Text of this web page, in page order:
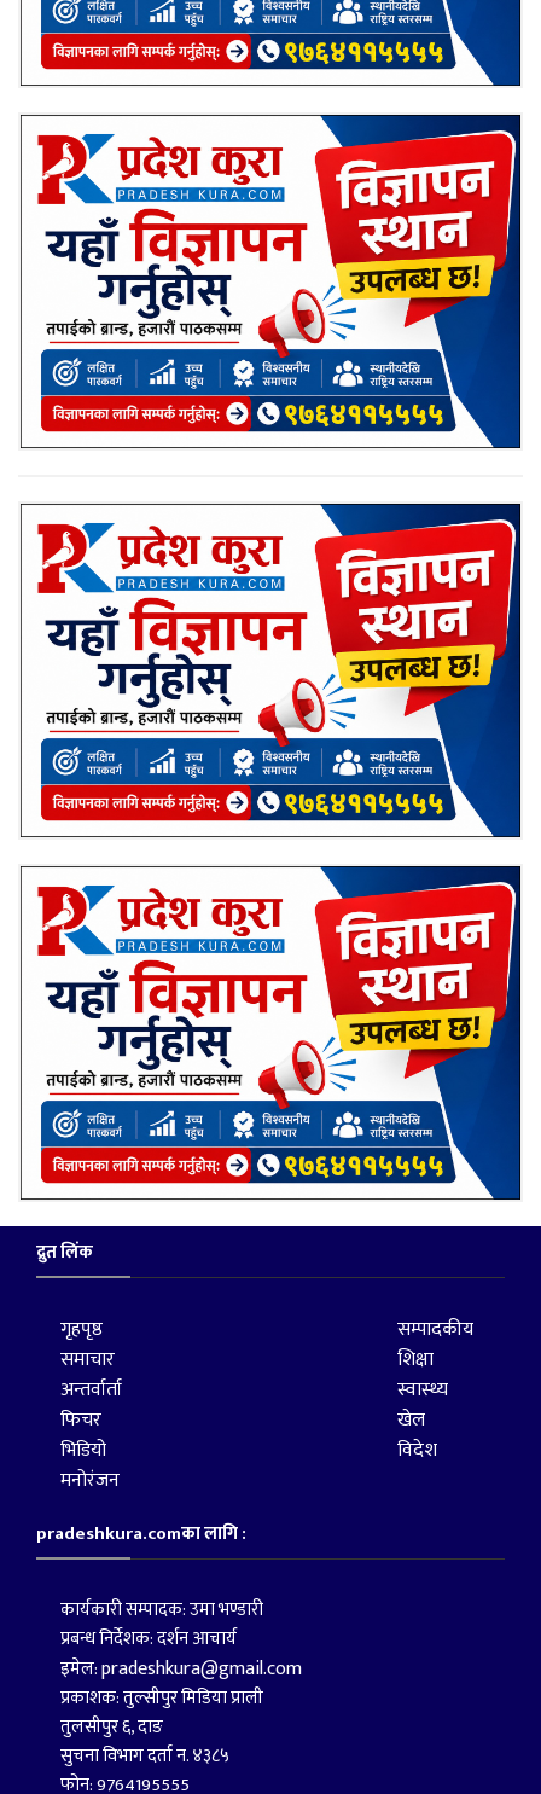
द्रुत लिंक
गृहपृष्ठ
समाचार
अन्तर्वार्ता
फिचर
भिडियो
मनोरंजन
सम्पादकीय
शिक्षा
स्वास्थ्य
खेल
विदेश
pradeshkura.comका लागि :
कार्यकारी सम्पादक: उमा भण्डारी
प्रबन्ध निर्देशक: दर्शन आचार्य
इमेल:pradeshkura@gmail.com
प्रकाशक: तुल्सीपुर मिडिया प्राली
तुलसीपुर ६, दाङ
सुचना विभाग दर्ता न. ४३८५
फोन: 9764195555